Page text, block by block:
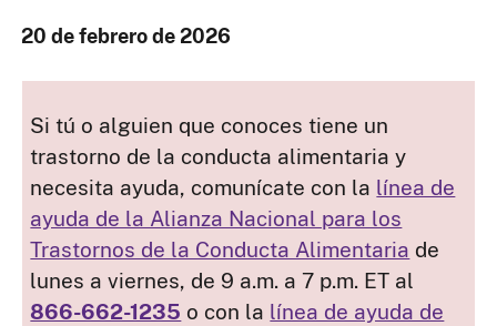
20 de febrero de 2026
Si tú o alguien que conoces tiene un
trastorno de la conducta alimentaria y
necesita ayuda, comunícate con la línea de
ayuda de la Alianza Nacional para los
Trastornos de la Conducta Alimentaria de
lunes a viernes, de 9 a.m. a 7 p.m. ET al
866-662-1235 o con la línea de ayuda de